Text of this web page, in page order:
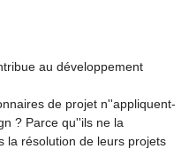
au développement
de projet n''appliquent-
? Parce qu''ils ne la
la résolution de leurs projets